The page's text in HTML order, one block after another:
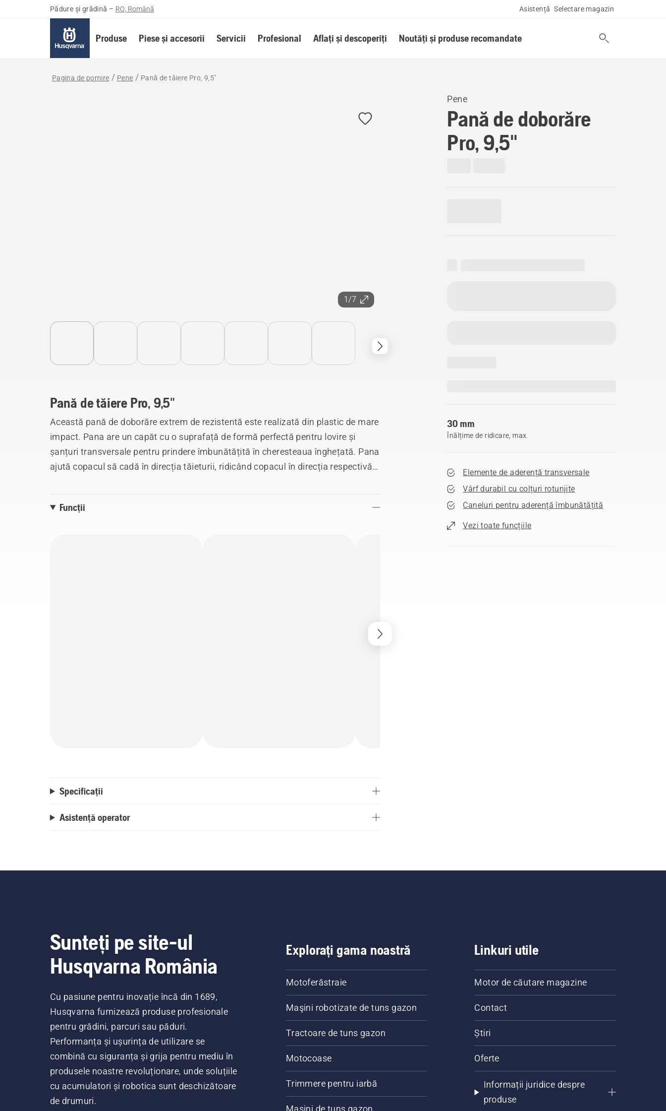
Pădure și grădină – RO, Română Asistență Selectare magazin
Produse Piese și accesorii Servicii Profesional Aflați și descoperiți Noutăți și produse recomandate
Pagina de pornire Pene Pană de tăiere Pro, 9,5"
1/7
Pene
Pană de doborăre
Pro, 9,5"
30 mm
Înălțime de ridicare, max.
Elemente de aderență transversale
Vârf durabil cu colțuri rotunjite
Caneluri pentru aderență îmbunătățită
Vezi toate funcțiile
Pană de tăiere Pro, 9,5"
Această pană de doborăre extrem de rezistentă este realizată din plastic de mare
impact. Pana are un capăt cu o suprafață de formă perfectă pentru lovire și
șanțuri transversale pentru prindere îmbunătățită în cheresteaua înghețată. Pana
ajută copacul să cadă în direcția tăieturii, ridicând copacul în direcția respectivă.
Funcții
Specificații
Asistență operator
Sunteți pe site-ul
Husqvarna România
Cu pasiune pentru inovație încă din 1689,
Husqvarna furnizează produse profesionale
pentru grădini, parcuri sau păduri.
Performanța și ușurința de utilizare se
combină cu siguranța și grija pentru mediu în
produsele noastre revoluționare, unde soluțiile
cu acumulatori și robotica sunt deschizătoare
de drumuri.
Explorați gama noastră
Motoferăstraie
Maşini robotizate de tuns gazon
Tractoare de tuns gazon
Motocoase
Trimmere pentru iarbă
Linkuri utile
Motor de căutare magazine
Contact
Știri
Oferte
Informații juridice despre
produse